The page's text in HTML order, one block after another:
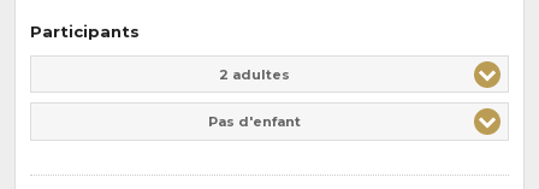
Participants
2 adultes
Pas d'enfant